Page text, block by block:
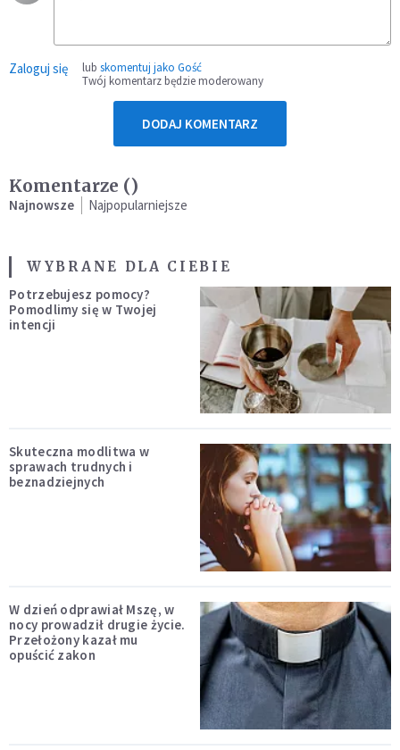
Zaloguj się lub skomentuj jako Gość
Twój komentarz będzie moderowany
DODAJ KOMENTARZ
Komentarze ()
Najnowsze Najpopularniejsze
WYBRANE DLA CIEBIE
Potrzebujesz pomocy?
Pomodlimy się w Twojej
intencji
Skuteczna modlitwa w
sprawach trudnych i
beznadziejnych
W dzień odprawiał Mszę, w
nocy prowadził drugie życie.
Przełożony kazał mu
opuścić zakon